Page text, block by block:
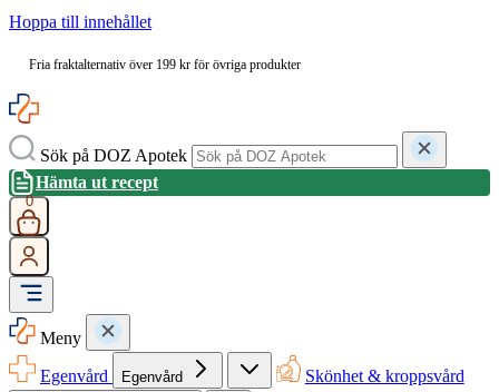
Hoppa till innehållet
Fria fraktalternativ över 199 kr för övriga produkter
Sök på DOZ Apotek
Hämta ut recept
0
Meny
Egenvård
Egenvård Skönhet & kroppsvård